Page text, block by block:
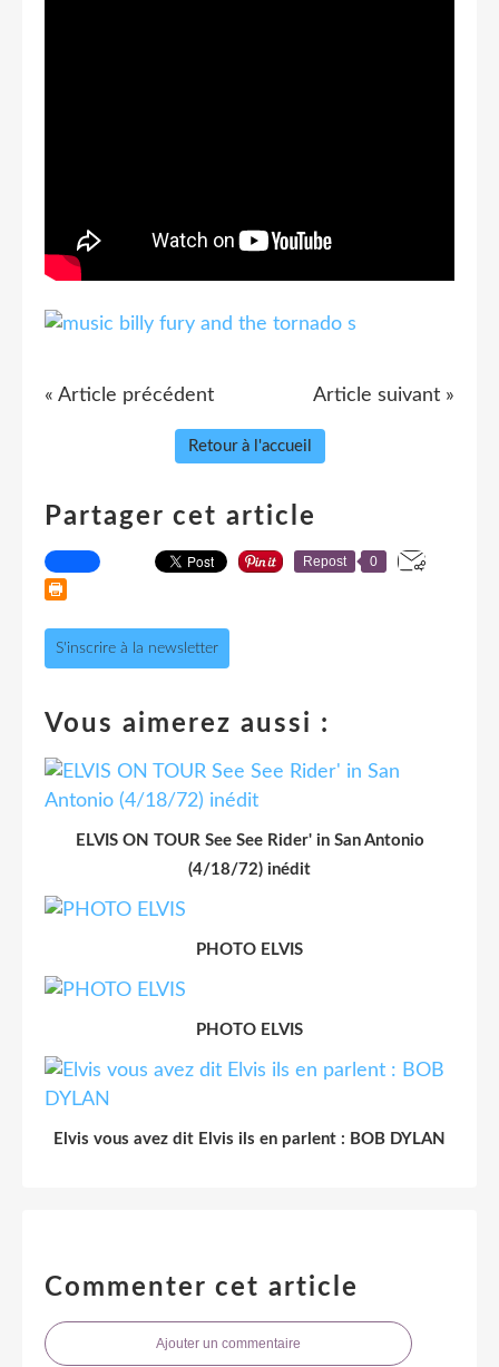
« Article précédent Article suivant »
Retour à l'accueil
Partager cet article
Repost 0
S'inscrire à la newsletter
Vous aimerez aussi :
ELVIS ON TOUR See See Rider' in San Antonio
(4/18/72) inédit
PHOTO ELVIS
PHOTO ELVIS
Elvis vous avez dit Elvis ils en parlent : BOB DYLAN
Commenter cet article
Ajouter un commentaire